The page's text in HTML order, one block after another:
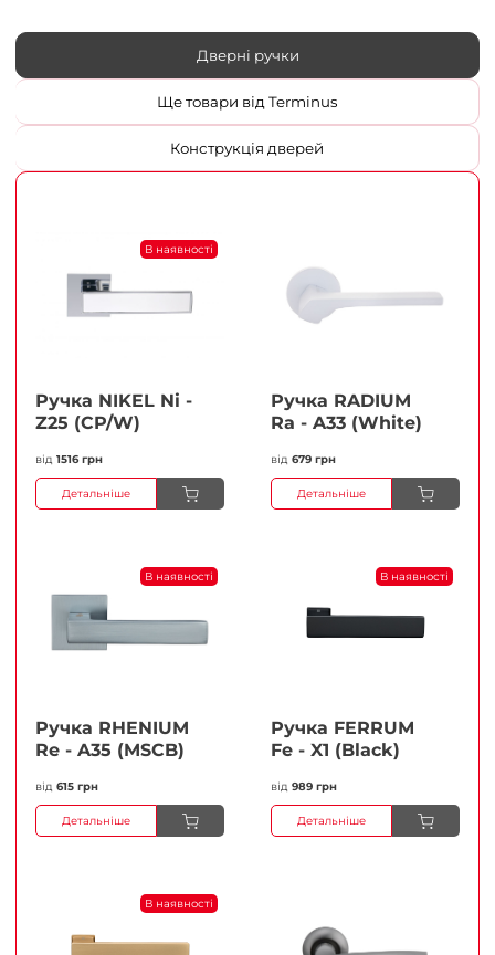
Дверні ручки
Ще товари від Terminus
Конструкція дверей
В наявності
Ручка NIKEL Ni -
Z25 (CP/W)
від 1516 грн
Детальніше
Ручка RADIUM
Ra - A33 (White)
від 679 грн
Детальніше
В наявності
Ручка RHENIUM
Re - A35 (MSCB)
від 615 грн
Детальніше
В наявності
Ручка FERRUМ
Fe - X1 (Black)
від 989 грн
Детальніше
В наявності